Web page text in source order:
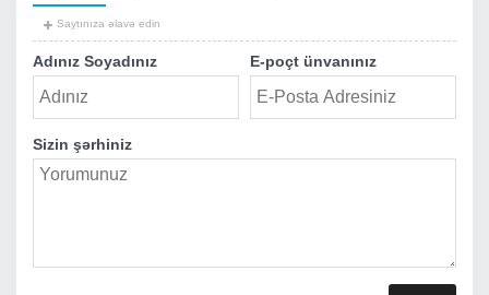
Saytınıza əlavə edin
Adınız Soyadınız E-poçt ünvanınız
Sizin şərhiniz